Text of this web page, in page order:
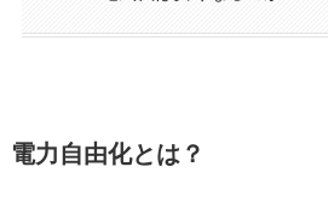
電力自由化とは？